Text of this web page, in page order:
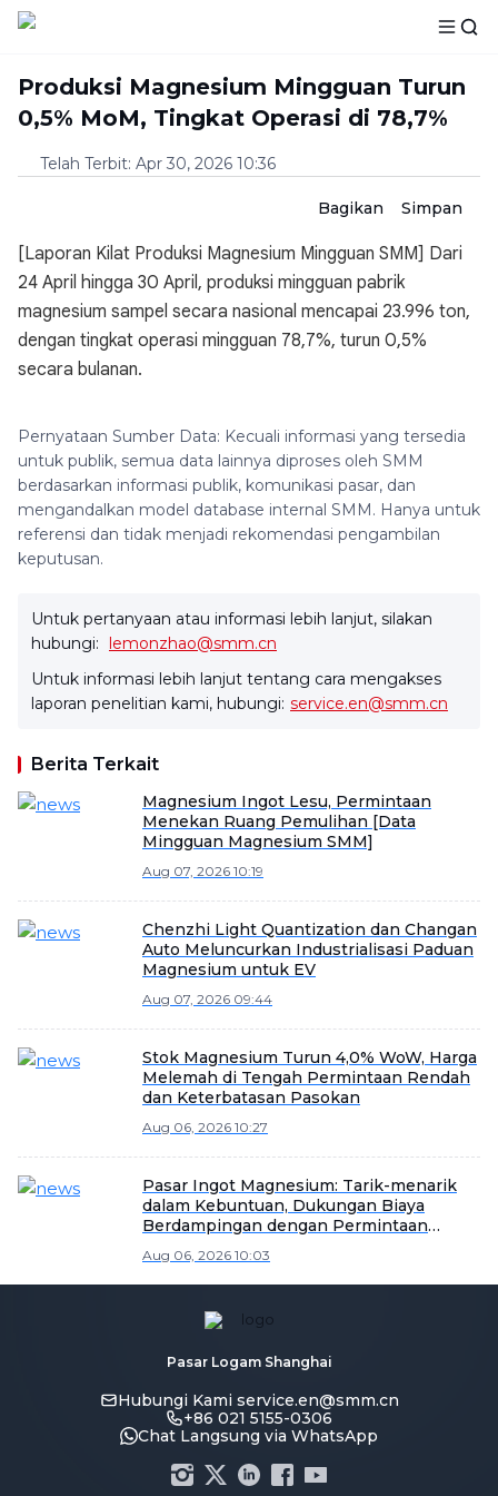
Produksi Magnesium Mingguan Turun
0,5% MoM, Tingkat Operasi di 78,7%
Telah Terbit: Apr 30, 2026 10:36
Bagikan Simpan
[Laporan Kilat Produksi Magnesium Mingguan SMM] Dari
24 April hingga 30 April, produksi mingguan pabrik
magnesium sampel secara nasional mencapai 23.996 ton,
dengan tingkat operasi mingguan 78,7%, turun 0,5%
secara bulanan.
Pernyataan Sumber Data: Kecuali informasi yang tersedia
untuk publik, semua data lainnya diproses oleh SMM
berdasarkan informasi publik, komunikasi pasar, dan
mengandalkan model database internal SMM. Hanya untuk
referensi dan tidak menjadi rekomendasi pengambilan
keputusan.
Untuk pertanyaan atau informasi lebih lanjut, silakan
hubungi: lemonzhao@smm.cn
Untuk informasi lebih lanjut tentang cara mengakses
laporan penelitian kami, hubungi: service.en@smm.cn
Berita Terkait
Magnesium Ingot Lesu, Permintaan
Menekan Ruang Pemulihan [Data
Mingguan Magnesium SMM]
Aug 07, 2026 10:19
Chenzhi Light Quantization dan Changan
Auto Meluncurkan Industrialisasi Paduan
Magnesium untuk EV
Aug 07, 2026 09:44
Stok Magnesium Turun 4,0% WoW, Harga
Melemah di Tengah Permintaan Rendah
dan Keterbatasan Pasokan
Aug 06, 2026 10:27
Pasar Ingot Magnesium: Tarik-menarik
dalam Kebuntuan, Dukungan Biaya
Berdampingan dengan Permintaan
dari SMM]
Aug 06, 2026 10:03
Pasar Logam Shanghai
Hubungi Kami service.en@smm.cn
+86 021 5155-0306
Chat Langsung via WhatsApp